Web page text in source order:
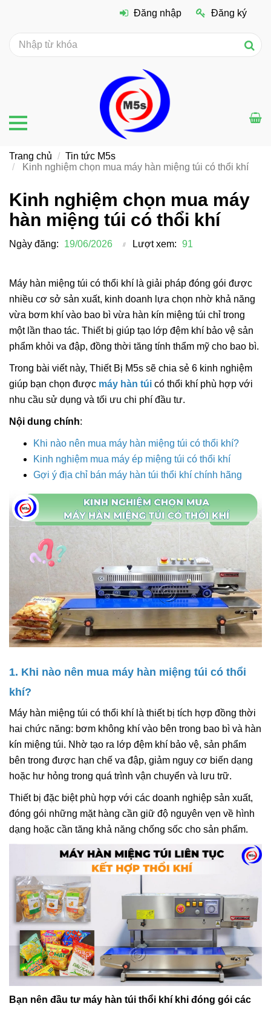
Kinh nghiệm chọn mua máy
hàn miệng túi có thổi khí
Ngày đăng: 19/06/2026 Lượt xem: 91
Máy hàn miệng túi có thổi khí là giải pháp đóng gói được
nhiều cơ sở sản xuất, kinh doanh lựa chọn nhờ khả năng
vừa bơm khí vào bao bì vừa hàn kín miệng túi chỉ trong
một lần thao tác. Thiết bị giúp tạo lớp đệm khí bảo vệ sản
phẩm khỏi va đập, đồng thời tăng tính thẩm mỹ cho bao bì.
Trong bài viết này, Thiết Bị M5s sẽ chia sẻ 6 kinh nghiệm
giúp bạn chọn được máy hàn túi có thổi khí phù hợp với
nhu cầu sử dụng và tối ưu chi phí đầu tư.
Nội dung chính:
Khi nào nên mua máy hàn miệng túi có thổi khí?
Kinh nghiệm mua máy ép miệng túi có thổi khí
Gợi ý địa chỉ bán máy hàn túi thổi khí chính hãng
1. Khi nào nên mua máy hàn miệng túi có thổi
khí?
Máy hàn miệng túi có thổi khí là thiết bị tích hợp đồng thời
hai chức năng: bơm không khí vào bên trong bao bì và hàn
kín miệng túi. Nhờ tạo ra lớp đệm khí bảo vệ, sản phẩm
bên trong được hạn chế va đập, giảm nguy cơ biến dạng
hoặc hư hỏng trong quá trình vận chuyển và lưu trữ.
Thiết bị đặc biệt phù hợp với các doanh nghiệp sản xuất,
đóng gói những mặt hàng cần giữ độ nguyên vẹn về hình
dạng hoặc cần tăng khả năng chống sốc cho sản phẩm.
Bạn nên đầu tư máy hàn túi thổi khí khi đóng gói các
Đăng nhập Đăng ký
Trang chủ
Tin tức M5s
Kinh nghiệm chọn mua máy hàn miệng túi có thổi khí